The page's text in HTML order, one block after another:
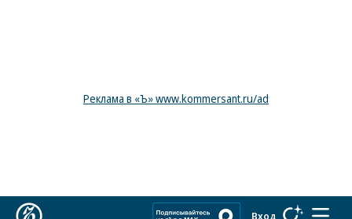
Реклама в «Ъ» www.kommersant.ru/ad
Вход